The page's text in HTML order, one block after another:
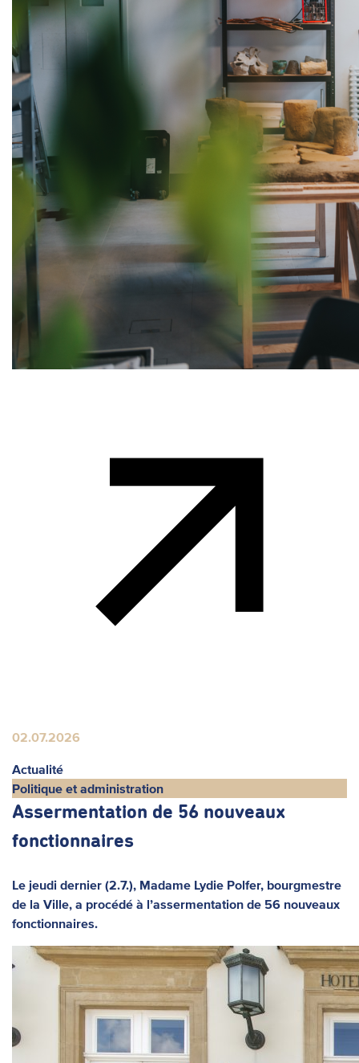
02.07.2026
Actualité
Politique et administration
Assermentation de 56 nouveaux
fonctionnaires
Le jeudi dernier (2.7.), Madame Lydie Polfer, bourgmestre
de la Ville, a procédé à l’assermentation de 56 nouveaux
fonctionnaires.